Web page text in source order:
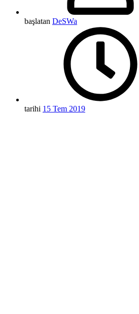
başlatan DeSWa
tarihi 15 Tem 2019